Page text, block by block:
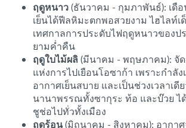
ฤดูหนาว(ธันวาคม - กุมภาพันธ์): เดื
เย็นได้ฟีลหิมะตกพอสวยงาม ไฮไลท์เ
เทศกาลการประดับไฟฤดูหนาวของป
ยามค่ำคืน
ฤดูใบไม้ผลิ (มีนาคม - พฤษภาคม): จั
แห่งการไปเยือนโอซาก้า เพราะกำลั
อากาศเย็นสบาย และเป็นช่วงเวลาเดี
นานาพรรณทั้งซากุระ ท้อ และบ๊วย ไ
ชูช่อไปทั่วทั้งเมือง
ฤดูร้อน(มิถุนาคม - สิงหาคม): อากา